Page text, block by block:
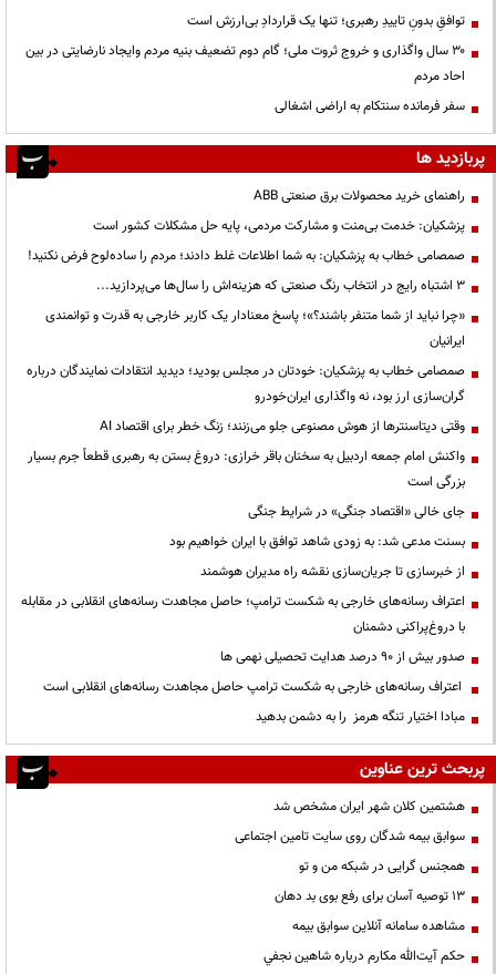
توافقِ بدونِ تاییدِ رهبری؛ تنها یک قراردادِ بی‌ارزش است
۳۰ سال واگذاری و خروج ثروت ملی؛ گام دوم تضعیف بنیه مردم وایجاد نارضایتی در بین
احاد مردم
سفر فرمانده سنتکام به اراضی اشغالی
پربازدید ها
راهنمای خرید محصولات برق صنعتی ABB
پزشکیان: خدمت بی‌منت و مشارکت مردمی، پایه حل مشکلات کشور است
صمصامی خطاب به پزشکیان: به شما اطلاعات غلط دادند؛ مردم را ساده‌لوح فرض نکنید!
3 اشتباه رایج در انتخاب رنگ صنعتی که هزینه‌اش را سال‌ها می‌پردازید...
«چرا نباید از شما متنفر باشند؟»؛ پاسخ معنادار یک کاربر خارجی به قدرت و توانمندی
ایرانیان
صمصامی خطاب به پزشکیان: خودتان در مجلس بودید؛ دیدید انتقادات نمایندگان درباره
گران‌سازی ارز بود، نه واگذاری ایران‌خودرو
وقتی دیتاسنترها از هوش مصنوعی جلو می‌زنند؛ زنگ خطر برای اقتصاد AI
واکنش امام جمعه اردبیل به سخنان باقر خرازی: دروغ بستن به رهبری قطعاً جرم بسیار
بزرگی است
جای خالی «اقتصاد جنگی» در شرایط جنگی
بسنت مدعی شد: به زودی شاهد توافق با ایران خواهیم بود
از خبرسازی تا جریان‌سازی نقشه راه مدیران هوشمند
اعتراف رسانه‌های خارجی به شکست ترامپ؛ حاصل مجاهدت رسانه‌های انقلابی در مقابله
با دروغ‌پراکنی دشمنان
صدور بیش از ۹۰ درصد هدایت تحصیلی نهمی ها
اعتراف رسانه‌های خارجی به شکست ترامپ حاصل مجاهدت رسانه‌های انقلابی است
مبادا اختیار تنگه هرمز را به دشمن بدهید
پربحث ترین عناوین
هشتمین کلان شهر ایران مشخص شد
سوابق بیمه شدگان روی سایت تامین اجتماعی
همجنس گرایی در شبکه من و تو
13 توصیه آسان برای رفع بوی بد دهان
مشاهده سامانه آنلاين سوابق بیمه
حكم آيت‌الله مكارم درباره شاهين نجفي